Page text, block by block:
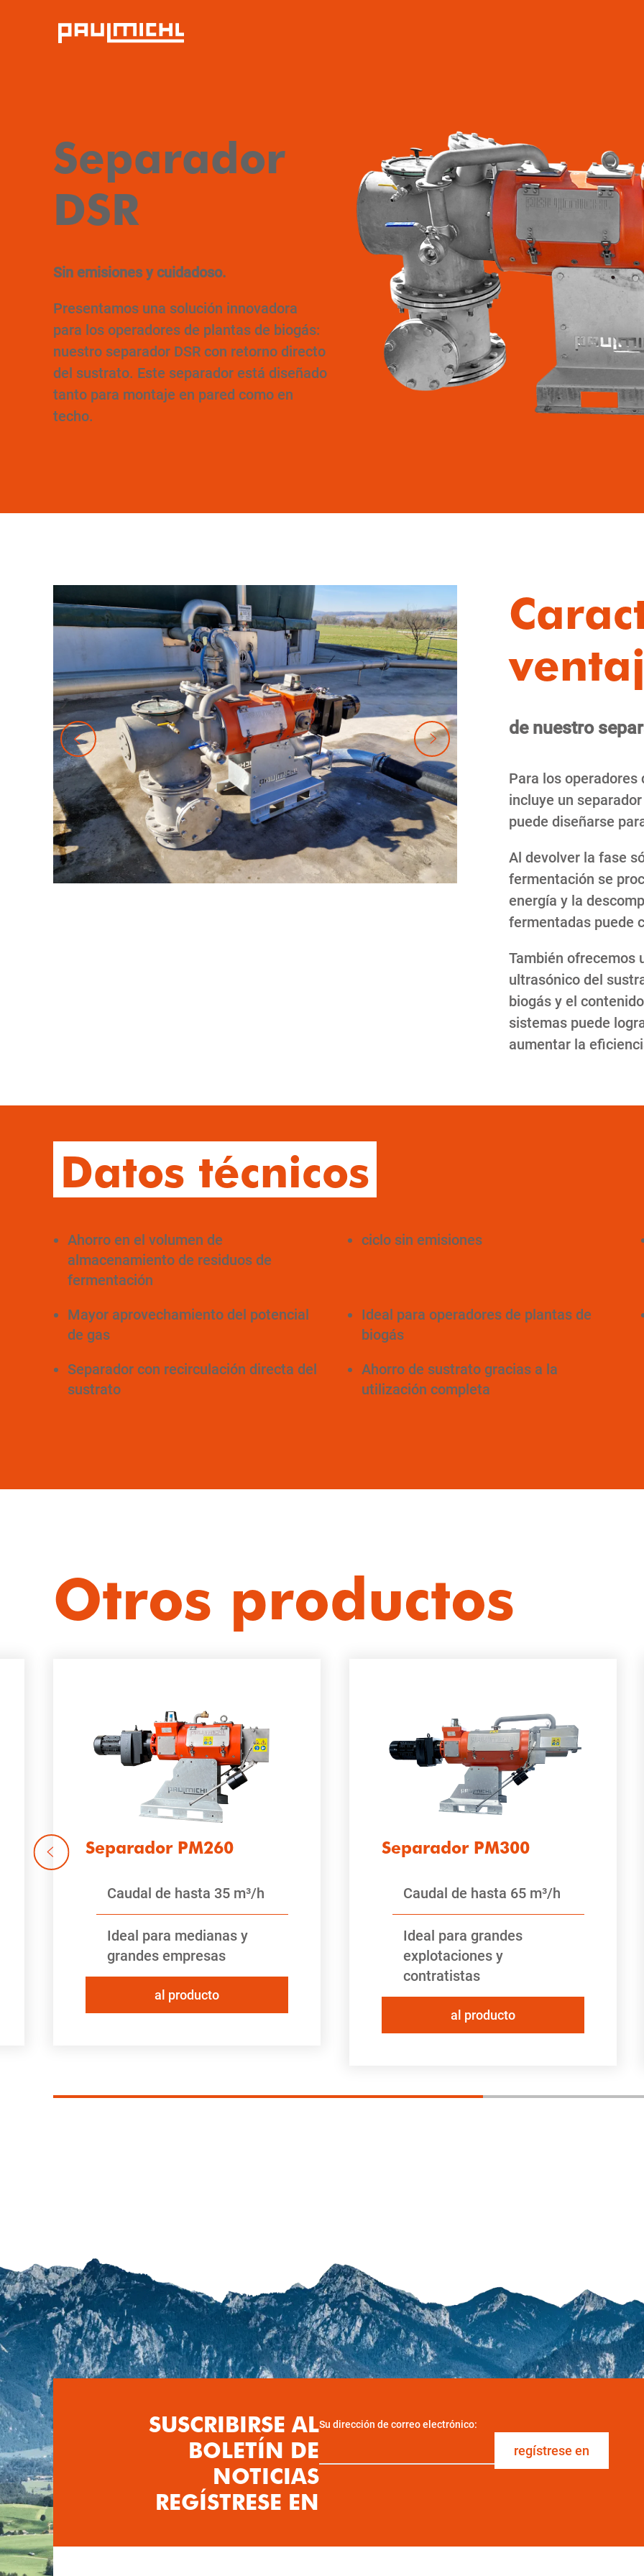
Separador
DSR
Sin emisiones y cuidadoso.
Presentamos una solución innovadora
para los operadores de plantas de biogás:
nuestro separador DSR con retorno directo
del sustrato. Este separador está diseñado
tanto para montaje en pared como en
techo.
de nuestro
Para los operadores
incluye un
puede diseñarse
Al devolver la fase
fermentación se
energía y la
fermentadas puede
También ofrecemos
ultrasónico del
biogás y el
sistemas puede
aumentar la
Datos técnicos
Ahorro en el volumen de
almacenamiento de residuos de
fermentación
ciclo sin emisiones
Mayor aprovechamiento del potencial
de gas
Ideal para operadores de plantas de
biogás
Separador con recirculación directa del
sustrato
Ahorro de sustrato gracias a la
utilización completa
Otros productos
Separador PM260
Caudal de hasta 35 m³/h
Ideal para medianas y
grandes empresas
al producto
Separador PM300
Caudal de hasta 65 m³/h
Ideal para grandes
explotaciones y
contratistas
al producto
SUSCRIBIRSE AL
BOLETÍN DE
NOTICIAS
REGÍSTRESE EN
Su dirección de correo electrónico:
regístrese en